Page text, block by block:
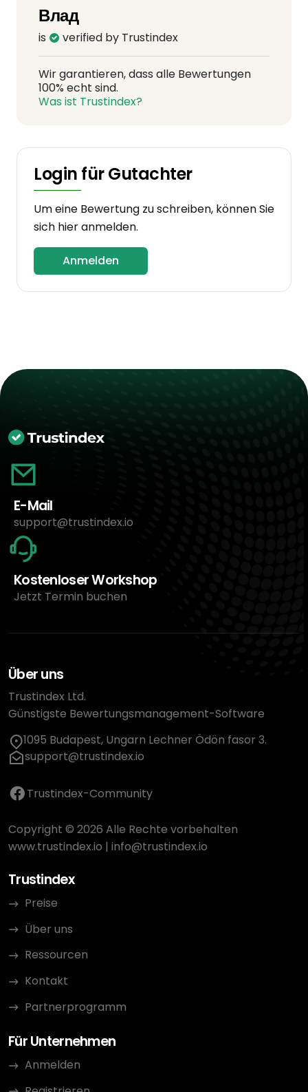
Влад
is verified by Trustindex
Wir garantieren, dass alle Bewertungen
100% echt sind.
Was ist Trustindex?
Login für Gutachter
Um eine Bewertung zu schreiben, können Sie
sich hier anmelden.
Anmelden
E-Mail
support@trustindex.io
Kostenloser Workshop
Jetzt Termin buchen
Über uns
Trustindex Ltd.
Günstigste Bewertungsmanagement-Software
1095 Budapest, Ungarn Lechner Ödön fasor 3.
support@trustindex.io
Trustindex-Community
Copyright © 2026 Alle Rechte vorbehalten
www.trustindex.io | info@trustindex.io
Trustindex
Preise
Über uns
Ressourcen
Kontakt
Partnerprogramm
Für Unternehmen
Anmelden